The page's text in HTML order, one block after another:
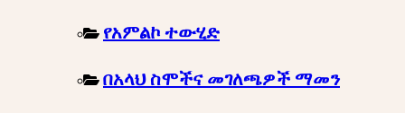
የአምልኮ ተውሂድ
በአላህ ስሞችና መገለጫዎች ማመን